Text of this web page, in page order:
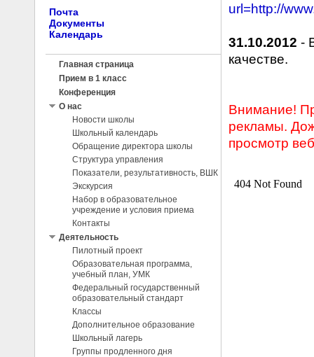
Почта
Документы
Календарь
Главная страница
Прием в 1 класс
Конференция
О нас
Новости школы
Школьный календарь
Обращение директора школы
Структура управления
Показатели, результативность, ВШК
Экскурсия
Набор в образовательное
учреждение и условия приема
Контакты
Деятельность
Пилотный проект
Образовательная программа,
учебный план, УМК
Федеральный государственный
образовательный стандарт
Классы
Дополнительное образование
Школьный лагерь
Группы продленного дня
url=http://
31.10.2012 -
качестве.
Внимание!
рекламы.
просмотр